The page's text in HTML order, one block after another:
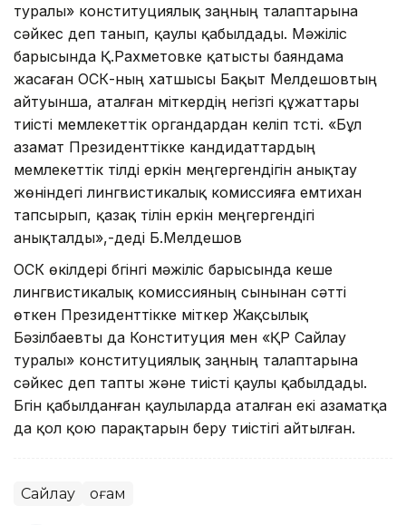
туралы» конституциялық заңның талаптарына
сәйкес деп танып, қаулы қабылдады. Мәжіліс
барысында Қ.Рахметовке қатысты баяндама
жасаған ОСК-ның хатшысы Бақыт Мелдешовтың
айтуынша, аталған үміткердің негізгі құжаттары
тиісті мемлекеттік органдардан келіп түсті. «Бұл
азамат Президенттікке кандидаттардың
мемлекеттік тілді еркін меңгергендігін анықтау
жөніндегі лингвистикалық комиссияға емтихан
тапсырып, қазақ тілін еркін меңгергендігі
анықталды»,-деді Б.Мелдешов
ОСК өкілдері бүгінгі мәжіліс барысында кеше
лингвистикалық комиссияның сынынан сәтті
өткен Президенттікке үміткер Жақсылық
Бәзілбаевты да Конституция мен «ҚР Сайлау
туралы» конституциялық заңның талаптарына
сәйкес деп тапты және тиісті қаулы қабылдады.
Бүгін қабылданған қаулыларда аталған екі азаматқа
да қол қою парақтарын беру тиістігі айтылған.
Сайлау Қоғам